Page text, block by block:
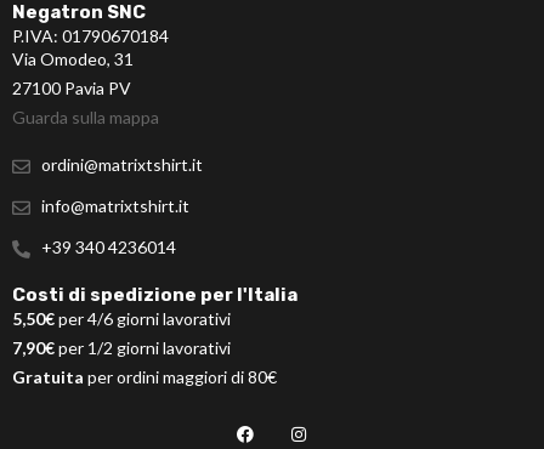
Negatron SNC
P.IVA: 01790670184
Via Omodeo, 31
27100 Pavia PV
Guarda sulla mappa
ordini@matrixtshirt.it
info@matrixtshirt.it
+39 340 4236014
Costi di spedizione per l'Italia
5,50€per 4/6 giorni lavorativi
7,90€per 1/2 giorni lavorativi
Gratuita per ordini maggiori di 80€